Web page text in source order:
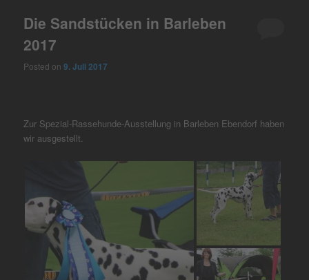
Die Sandstücken in Barleben
2017
Posted on9. Juli 2017
Zur Spezial-Rassehunde-Ausstellung in Barleben Ebendorf haben
wir ausgestellt.